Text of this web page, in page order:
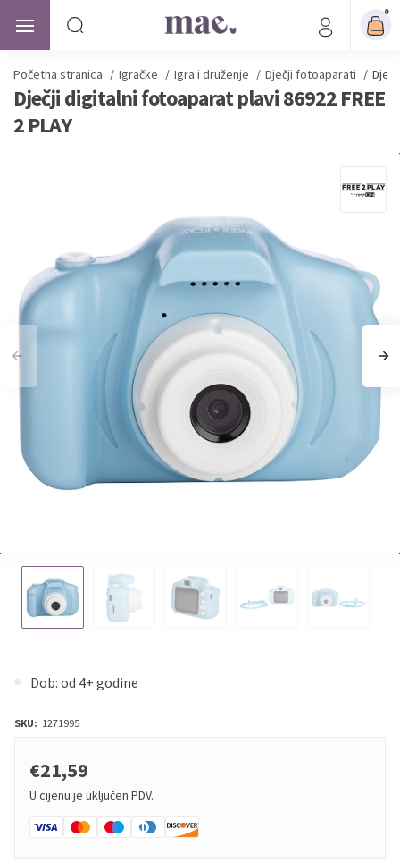
0
Početna stranica / Igračke / Igra i druženje / Dječji fotoaparati /
Dječji digitalni fotoaparat plavi 86922 FREE
2 PLAY
Dob: od 4+ godine
SKU: 1271995
€21,59
U cijenu je uključen PDV.